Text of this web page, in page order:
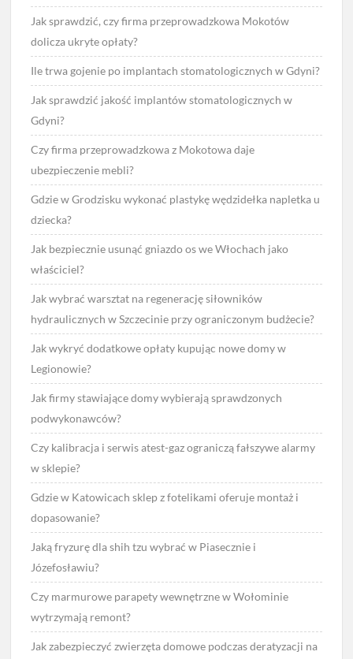
Jak sprawdzić, czy firma przeprowadzkowa Mokotów
dolicza ukryte opłaty?
Ile trwa gojenie po implantach stomatologicznych w Gdyni?
Jak sprawdzić jakość implantów stomatologicznych w
Gdyni?
Czy firma przeprowadzkowa z Mokotowa daje
ubezpieczenie mebli?
Gdzie w Grodzisku wykonać plastykę wędzidełka napletka u
dziecka?
Jak bezpiecznie usunąć gniazdo os we Włochach jako
właściciel?
Jak wybrać warsztat na regenerację siłowników
hydraulicznych w Szczecinie przy ograniczonym budżecie?
Jak wykryć dodatkowe opłaty kupując nowe domy w
Legionowie?
Jak firmy stawiające domy wybierają sprawdzonych
podwykonawców?
Czy kalibracja i serwis atest-gaz ograniczą fałszywe alarmy
w sklepie?
Gdzie w Katowicach sklep z fotelikami oferuje montaż i
dopasowanie?
Jaką fryzurę dla shih tzu wybrać w Piasecznie i
Józefosławiu?
Czy marmurowe parapety wewnętrzne w Wołominie
wytrzymają remont?
Jak zabezpieczyć zwierzęta domowe podczas deratyzacji na